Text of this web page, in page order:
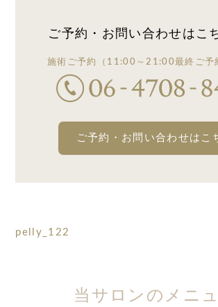
ご予約・お問い合わせはこ
施術ご予約 （11:00～21:00最終ご予
ご予約・お問い合わせはこ
pelly_122
当サロンのメニ